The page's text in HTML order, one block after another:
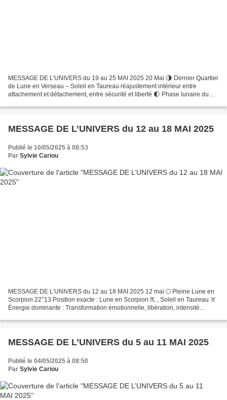
MESSAGE DE L’UNIVERS du 19 au 25 MAI 2025 20 Mai 🌗 Dernier Quartier
de Lune en Verseau – Soleil en Taureau réajustement intérieur entre
attachement et détachement, entre sécurité et liberté 🌓 Phase lunaire du
MESSAGE DE L’UNIVERS du 12 au 18 MAI 2025
Publié le 10/05/2025 à 08:53
Par Sylvie Cariou
MESSAGE DE L’UNIVERS du 12 au 18 MAI 2025 12 mai 🌕 Pleine Lune en
Scorpion 22°13 Position exacte : Lune en Scorpion ♏︎ , Soleil en Taureau ♉︎
Énergie dominante : Transformation émotionnelle, libération, intensité
MESSAGE DE L’UNIVERS du 5 au 11 MAI 2025
Publié le 04/05/2025 à 08:50
Par Sylvie Cariou